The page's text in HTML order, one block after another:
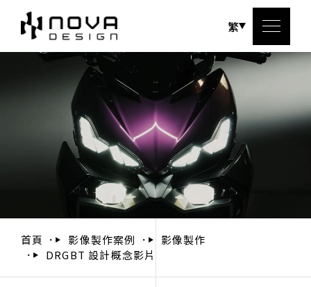
繁
首頁 影像製作案例
影像製作
DRGBT 設計概念影片
關
設